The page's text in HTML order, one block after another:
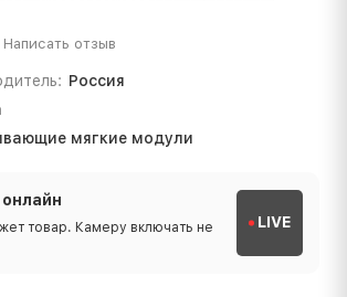
Написать отзыв
Россия
мягкие модули
товар. Камеру включать не
LIVE